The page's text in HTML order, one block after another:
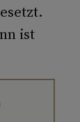
ist